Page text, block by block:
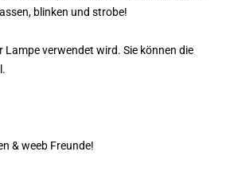
blinken und strobe!
verwendet wird. Sie können die
& weeb Freunde!